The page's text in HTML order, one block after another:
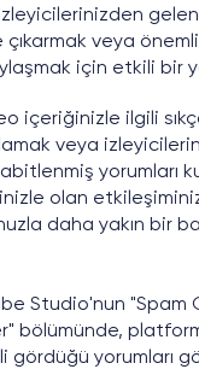
çıkarmak veya
için etkili bir
içeriğinizle ilgili
veya
yorumları
olan
daha yakın bir
Studio'nun "Spam
bölümünde,
gördüğü yorumları